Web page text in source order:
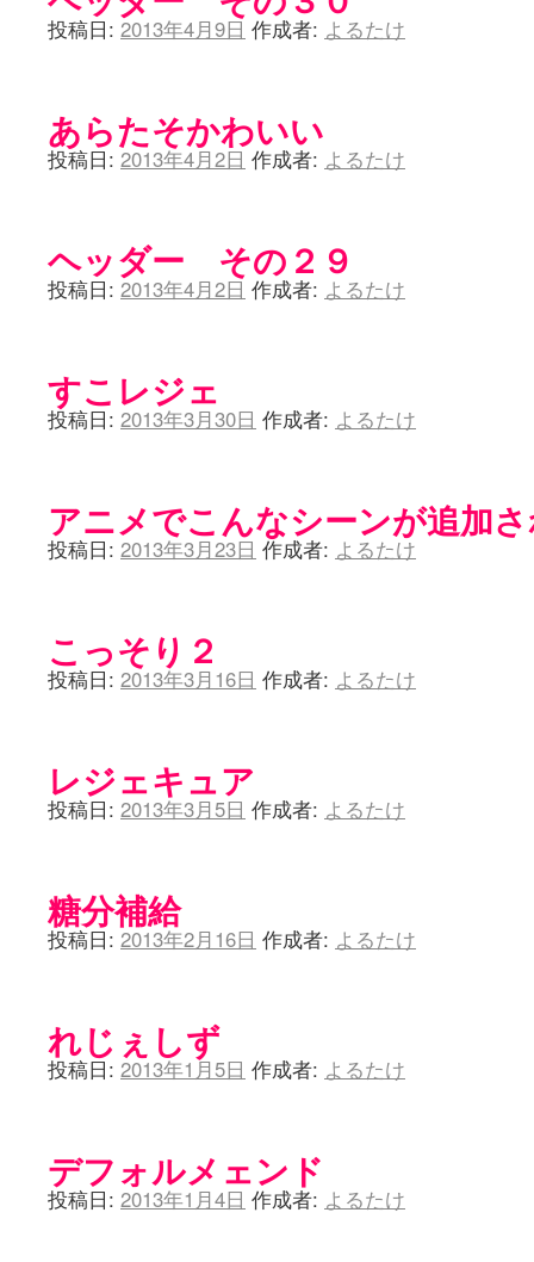
投稿日: 2013年4月9日 作成者: よるたけ
あらたそかわいい
投稿日: 2013年4月2日 作成者: よるたけ
ヘッダー その２９
投稿日: 2013年4月2日 作成者: よるたけ
すこレジェ
投稿日: 2013年3月30日 作成者: よるたけ
アニメでこんなシーンが追加
投稿日: 2013年3月23日 作成者: よるたけ
こっそり２
投稿日: 2013年3月16日 作成者: よるたけ
レジェキュア
投稿日: 2013年3月5日 作成者: よるたけ
糖分補給
投稿日: 2013年2月16日 作成者: よるたけ
れじぇしず
投稿日: 2013年1月5日 作成者: よるたけ
デフォルメェンド
投稿日: 2013年1月4日 作成者: よるたけ